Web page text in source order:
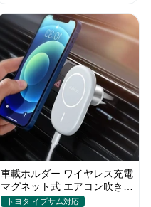
車載ホルダー ワイヤレス充電
マグネット式 エアコン吹き出
し口用 スマホ iPhone
トヨタ イプサム対応